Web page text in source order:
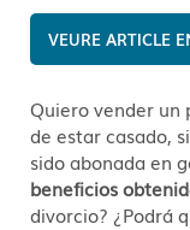
Quiero vender un
de estar casado,
sido abonada en
beneficios
divorcio? ¿Podrá